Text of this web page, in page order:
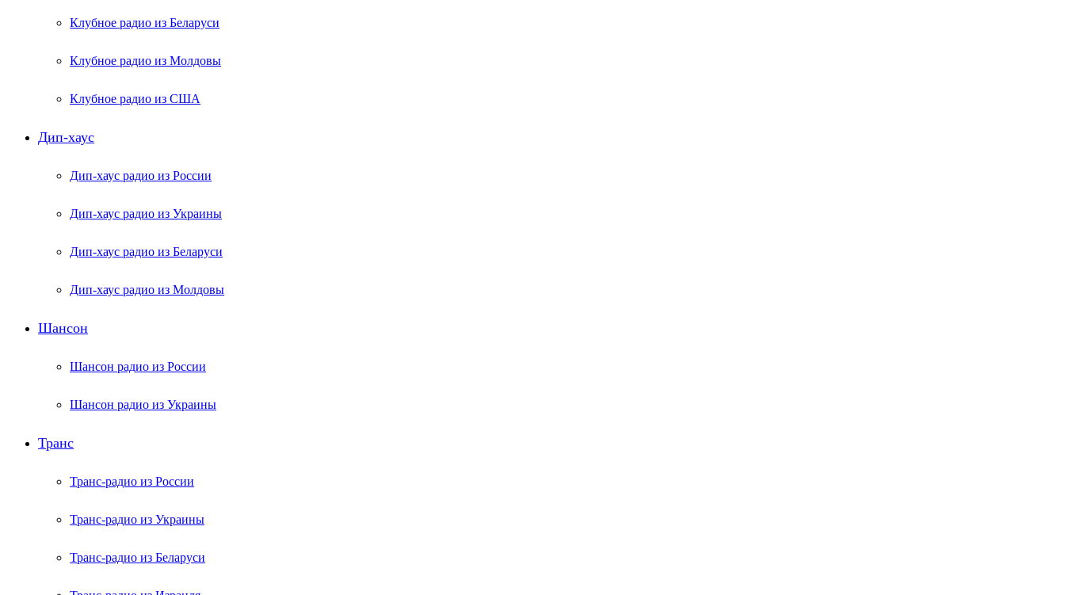
Клубное радио из Беларуси
Клубное радио из Молдовы
Клубное радио из США
Дип-хаус
Дип-хаус радио из России
Дип-хаус радио из Украины
Дип-хаус радио из Беларуси
Дип-хаус радио из Молдовы
Шансон
Шансон радио из России
Шансон радио из Украины
Транс
Транс-радио из России
Транс-радио из Украины
Транс-радио из Беларуси